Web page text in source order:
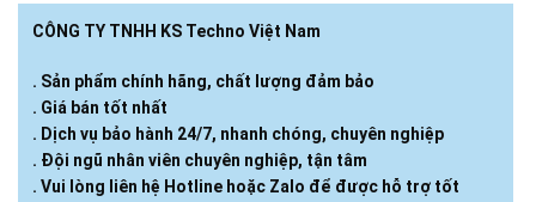
CÔNG TY TNHH KS Techno Việt Nam
. Sản phẩm chính hãng, chất lượng đảm bảo
. Giá bán tốt nhất
. Dịch vụ bảo hành 24/7, nhanh chóng, chuyên nghiệp
. Đội ngũ nhân viên chuyên nghiệp, tận tâm
. Vui lòng liên hệ Hotline hoặc Zalo để được hỗ trợ tốt